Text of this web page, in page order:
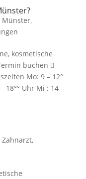
Münster,
kosmetische
buchen 
Mo: 9 – 12°
18°° Uhr Mi : 14
Zahnarzt,